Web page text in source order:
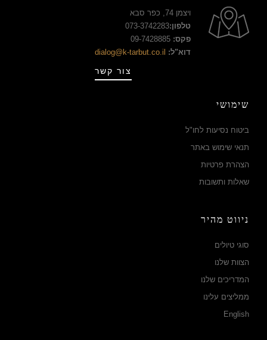
ויצמן 74, כפר סבא
טלפון:073-3742283
פקס:
דוא"ל: dialog@k-tarbut.co.il
צור קשר
שימושי
ביטוח נסיעות לחו"ל
תנאי שימוש באתר
הצהרת פרטיות
שאלות ותשובות
ניווט מהיר
סוגי טיולים
הצוות שלנו
המדריכים שלנו
ממליצים עלינו
English